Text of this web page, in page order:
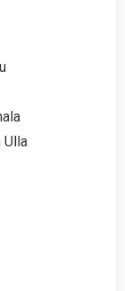
Ulla